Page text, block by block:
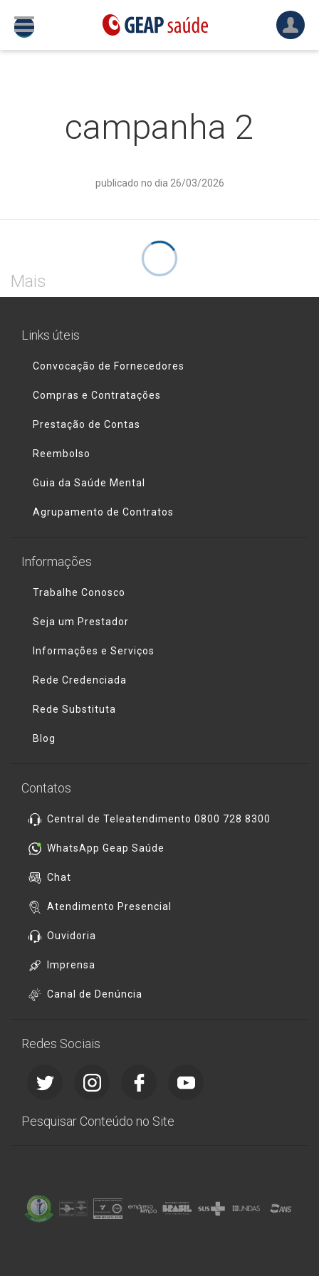
campanha 2
publicado no dia 26/03/2026
Mais
Links úteis
Convocação de Fornecedores
Compras e Contratações
Prestação de Contas
Reembolso
Guia da Saúde Mental
Agrupamento de Contratos
Informações
Trabalhe Conosco
Seja um Prestador
Informações e Serviços
Rede Credenciada
Rede Substituta
Blog
Contatos
Central de Teleatendimento 0800 728 8300
WhatsApp Geap Saúde
Chat
Atendimento Presencial
Ouvidoria
Imprensa
Canal de Denúncia
Redes Sociais
Pesquisar Conteúdo no Site